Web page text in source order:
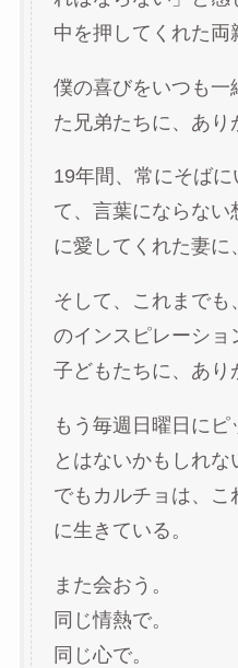
中を押してくれた両
僕の喜びをいつも一
た兄弟たちに、あり
19年間、常にそば
て、言葉にならな
に愛してくれた妻に
そして、これまで
のインスピレーショ
子どもたちに、あり
もう毎週日曜日に
とはないかもしれな
でもカルチョは、こ
に生きている。
また会おう。
同じ情熱で。
同じ心で。